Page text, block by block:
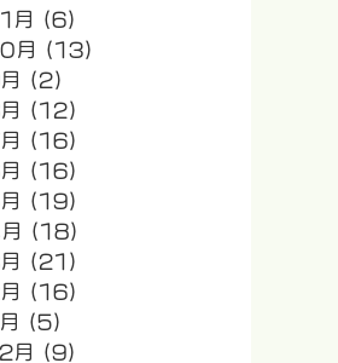
月
(6)
月
(13)
(2)
(12)
(16)
(16)
(19)
(18)
(21)
(16)
(5)
月
(9)